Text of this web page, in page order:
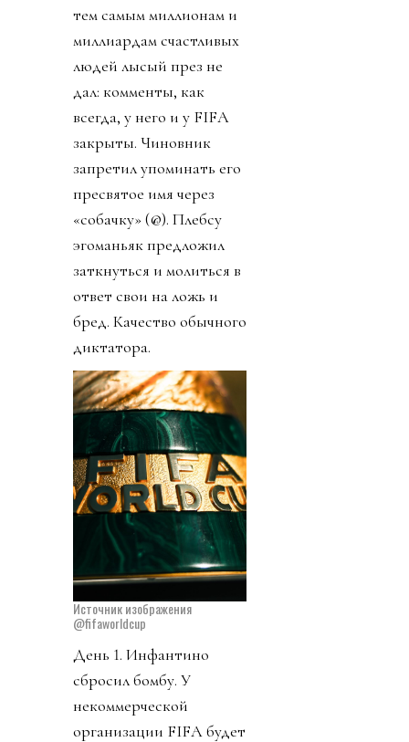
тем самым миллионам и
миллиардам счастливых
людей лысый през не
дал: комменты, как
всегда, у него и у FIFA
закрыты. Чиновник
запретил упоминать его
пресвятое имя через
«собачку» (@). Плебсу
эгоманьяк предложил
заткнуться и молиться в
ответ свои на ложь и
бред. Качество обычного
диктатора.
Источник изображения
@fifaworldcup
День 1. Инфантино
сбросил бомбу. У
некоммерческой
организации FIFA будет